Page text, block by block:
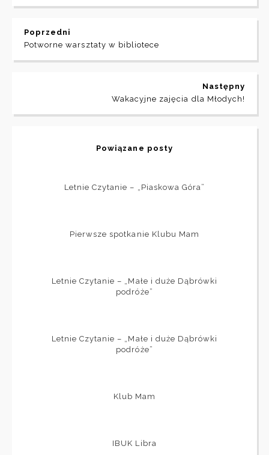
Poprzedni
Potworne warsztaty w bibliotece
Następny
Wakacyjne zajęcia dla Młodych!
Powiązane posty
Letnie Czytanie – „Piaskowa Góra”
Pierwsze spotkanie Klubu Mam
Letnie Czytanie – „Małe i duże Dąbrówki
podróże”
Letnie Czytanie – „Małe i duże Dąbrówki
podróże”
Klub Mam
IBUK Libra